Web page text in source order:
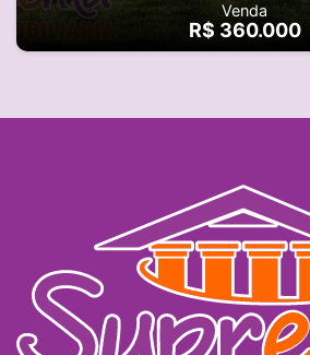
Venda
R$ 360.000